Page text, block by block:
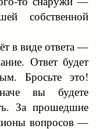
собственной
в виде ответа —
Ответ будет
Бросьте это!
вы будете
За прошедшие
вопросов —